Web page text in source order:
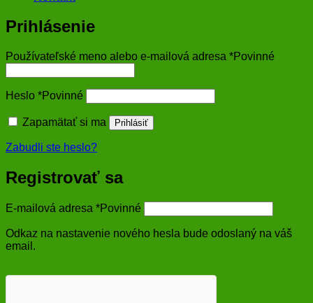
Prihlásenie
Používateľské meno alebo e-mailová adresa *Povinné
Heslo *Povinné
Zapamätať si ma Prihlásiť
Zabudli ste heslo?
Registrovať sa
E-mailová adresa *Povinné
Odkaz na nastavenie nového hesla bude odoslaný na váš
email.